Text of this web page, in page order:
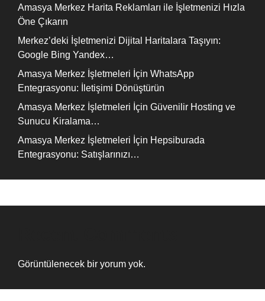
Amasya Merkez Harita Reklamları ile İşletmenizi Hızla
Öne Çıkarın
Merkez’deki İşletmenizi Dijital Haritalara Taşıyın:
Google Bing Yandex…
Amasya Merkez İşletmeleri İçin WhatsApp
Entegrasyonu: İletişimi Dönüştürün
Amasya Merkez İşletmeleri İçin Güvenilir Hosting ve
Sunucu Kiralama…
Amasya Merkez İşletmeleri İçin Hepsiburada
Entegrasyonu: Satışlarınızı…
Görüntülenecek bir yorum yok.